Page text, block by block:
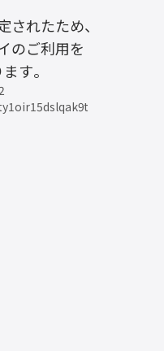
れたため、
のご利用を
す。